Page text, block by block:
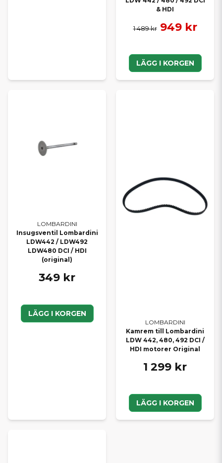
& HDI
1 489 kr 949 kr
LÄGG I KORGEN
LOMBARDINI
Insugsventil Lombardini
LDW442 / LDW492
LDW480 DCI / HDI
(original)
349 kr
LÄGG I KORGEN
LOMBARDINI
Kamrem till Lombardini
LDW 442, 480, 492 DCI /
HDI motorer Original
1 299 kr
LÄGG I KORGEN